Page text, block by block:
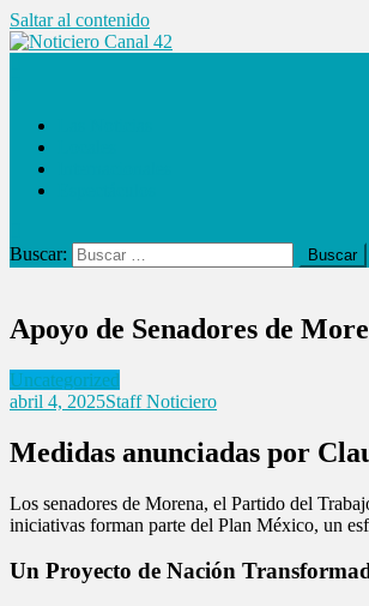
Saltar al contenido
Buscar:
Apoyo de Senadores de
Uncategorized
abril 4, 2025Staff Noticiero
Medidas anunciadas por
Los senadores de Morena, el Partido del
iniciativas forman parte del Plan México, un
Un Proyecto de Nación